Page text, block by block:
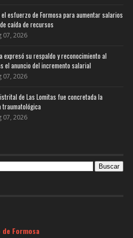
esfuerzo de Formosa para aumentar salarios
caída de recursos
07, 2026
expresó su respaldo y reconocimiento al
el anuncio del incremento salarial
07, 2026
de Las Lomitas fue concretada la
07, 2026
Formosa